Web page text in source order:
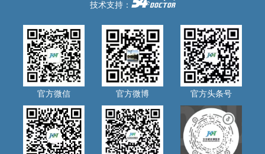
技术支持：
官方微信 官方微博 官方头条号